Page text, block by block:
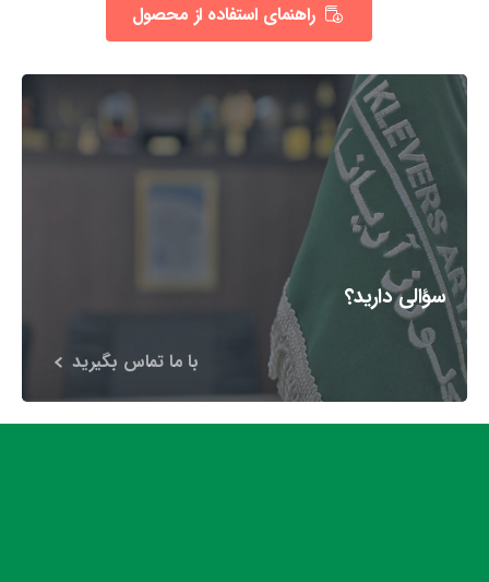
راهنمای استفاده از محصول
سؤالی دارید؟
با ما تماس بگیرید